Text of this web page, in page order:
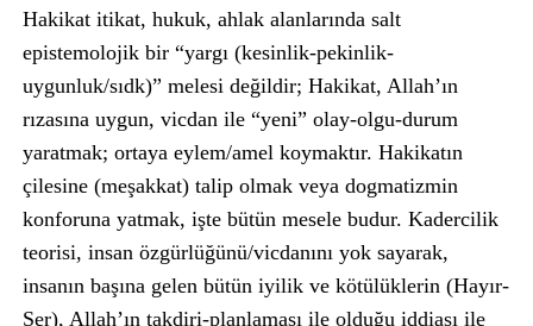
Hakikat itikat, hukuk, ahlak alanlarında salt
epistemolojik bir “yargı (kesinlik-pekinlik-
uygunluk/sıdk)” melesi değildir; Hakikat, Allah’ın
rızasına uygun, vicdan ile “yeni” olay-olgu-durum
yaratmak; ortaya eylem/amel koymaktır. Hakikatın
çilesine (meşakkat) talip olmak veya dogmatizmin
konforuna yatmak, işte bütün mesele budur. Kadercilik
teorisi, insan özgürlüğünü/vicdanını yok sayarak,
insanın başına gelen bütün iyilik ve kötülüklerin (Hayır-
Şer), Allah’ın takdiri-planlaması ile olduğu iddiası ile